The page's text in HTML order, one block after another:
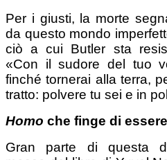
Per i giusti, la morte
da questo mondo
ciò a cui Butler sta
«Con il sudore del tuo
finché tornerai alla terra,
tratto: polvere tu sei e in
Homo che finge di essere
Gran parte di questa